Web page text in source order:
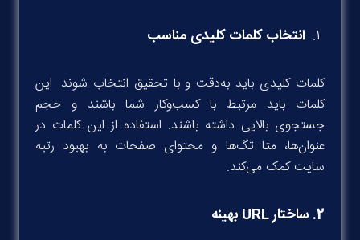
انتخاب کلمات کلیدی مناسب
کلمات کلیدی باید به‌دقت و با تحقیق انتخاب شوند. این
کلمات باید مرتبط با کسب‌وکار شما باشند و حجم
جستجوی بالایی داشته باشند. استفاده از این کلمات در
عنوان‌ها، متا تگ‌ها و محتوای صفحات به بهبود رتبه
سایت کمک می‌کند.
2. ساختارURL بهینه